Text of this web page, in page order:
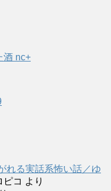
酒 nc+
れる実話系怖い話／ゆ
ピコ より